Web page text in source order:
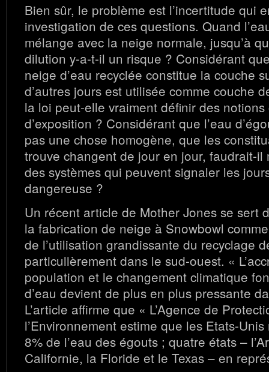
Bien sûr, le problème est l’incertitude qui
investigation de ces questions. Quand
mélange avec la neige normale, jusqu’à
dilution y-a-t-il un risque ? Considérant
neige d’eau recyclée constitue la couche
d’autres jours est utilisée comme couche
la loi peut-elle vraiment définir des notions
d’exposition ? Considérant que l’eau
pas une chose homogène, que les
trouve changent de jour en jour, faudrait-il
des systèmes qui peuvent signaler les
dangereuse ?
Un récent article de Mother Jones se sert
la fabrication de neige à Snowbowl
de l’utilisation grandissante du recyclage
particulièrement dans le sud-ouest. «
population et le changement climatique
d’eau devient de plus en plus pressante
L’article affirme que « L’Agence de
l’Environnement estime que les Etats-
8% de l’eau des égouts ; quatre états –
Californie, la Floride et le Texas – en